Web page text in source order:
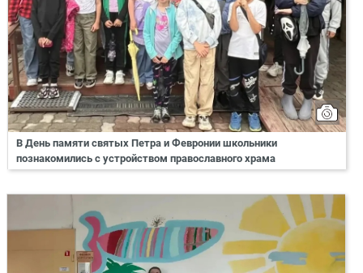
В День памяти святых Петра и Февронии школьники
познакомились с устройством православного храма